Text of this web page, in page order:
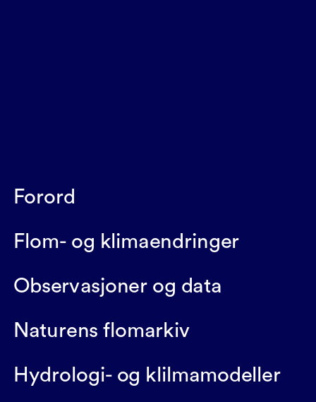
Forord
Flom- og klimaendringer
Observasjoner og data
Naturens flomarkiv
Hydrologi- og klilmamodeller